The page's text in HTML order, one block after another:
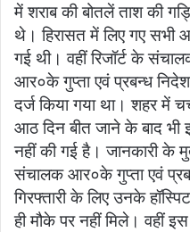
में शराब की बोतलें ताश की
थे। हिरासत में लिए गए सभी
गई थी। वहीं रिजॉर्ट के
आर०के गुप्ता एवं प्रबन्ध
दर्ज किया गया था। शहर में
आठ दिन बीत जाने के बाद भी
नहीं की गई है। जानकारी के
संचालक आर०के गुप्ता एवं
गिरफ्तारी के लिए उनके
ही मौके पर नहीं मिले। वहीं